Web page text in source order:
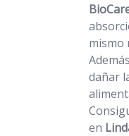
mismo
dañar
en